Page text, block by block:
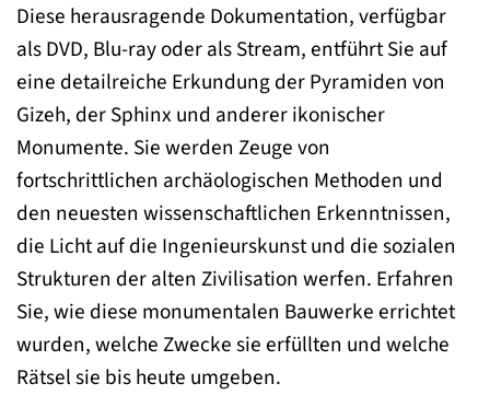
Diese herausragende Dokumentation, verfügbar
als DVD, Blu-ray oder als Stream, entführt Sie auf
eine detailreiche Erkundung der Pyramiden von
Gizeh, der Sphinx und anderer ikonischer
Monumente. Sie werden Zeuge von
fortschrittlichen archäologischen Methoden und
den neuesten wissenschaftlichen Erkenntnissen,
die Licht auf die Ingenieurskunst und die sozialen
Strukturen der alten Zivilisation werfen. Erfahren
Sie, wie diese monumentalen Bauwerke errichtet
wurden, welche Zwecke sie erfüllten und welche
Rätsel sie bis heute umgeben.